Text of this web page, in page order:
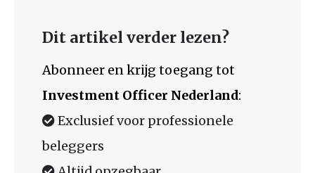
Dit artikel verder lezen?
Abonneer en krijg toegang tot
Investment Officer Nederland:
Exclusief voor professionele
beleggers